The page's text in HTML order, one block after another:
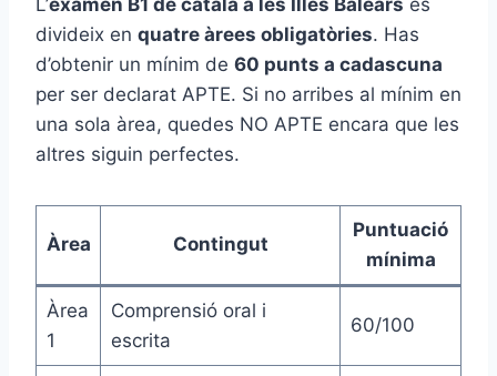
divideix en quatre àrees obligatòries. Has
d’obtenir un mínim de 60 punts a cadascuna
per ser declarat APTE. Si no arribes al mínim en
una sola àrea, quedes NO APTE encara que les
altres siguin perfectes.
Àrea Contingut
Puntuació
mínima
Àrea
1
Comprensió oral i
escrita
60/100